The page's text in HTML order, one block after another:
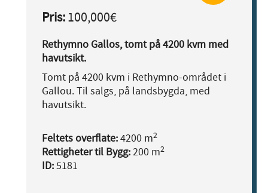
Pris:100,000€
Rethymno Gallos, tomt på 4200 kvm med
havutsikt.
Tomt på 4200 kvm i Rethymno-området i
Gallou. Til salgs, på landsbygda, med
havutsikt.
Feltets overflate:4200 m2
Rettigheter til Bygg:200 m2
ID:5181